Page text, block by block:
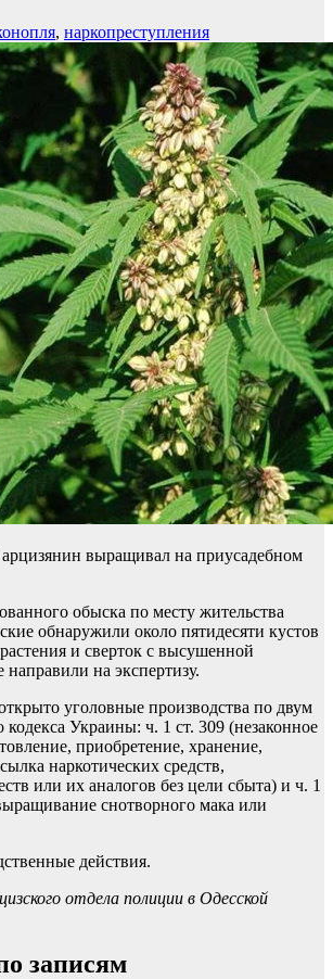
, наркопреступления
выращивал на приусадебном
обыска по месту жительства
обнаружили около пятидесяти кустов
и сверток с высушенной
на экспертизу.
уголовные производства по двум
кодекса Украины: ч. 1 ст. 309 (незаконное
приобретение, хранение,
наркотических средств,
или их аналогов без цели сбыта) и ч. 1
снотворного мака или
действия.
отдела полиции в Одесской
записям